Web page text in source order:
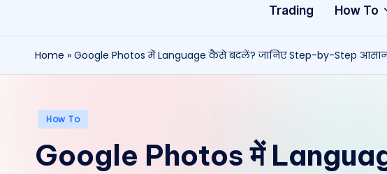
Trading How To
Home » Google Photos में Language कैसे बदलें? जानिए Step-by-Step आसान
Posted
How To
Google Photos में